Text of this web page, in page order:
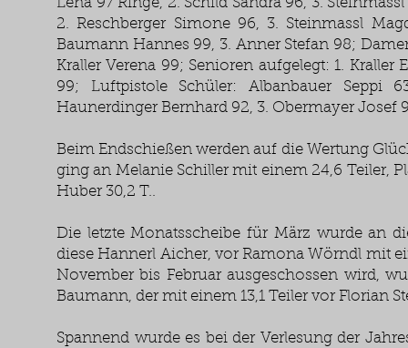
Lena 97 Ringe, 2. Schild Sandra 96, 3.
2. Reschberger Simone 96, 3. Steinmassl
Baumann Hannes 99, 3. Anner Stefan 98;
Kraller Verena 99; Senioren aufgelegt: 1.
99; Luftpistole Schüler: Albanbauer Seppi
Haunerdinger Bernhard 92, 3. Obermayer Josef
Beim Endschießen werden auf die Wertung
ging an Melanie Schiller mit einem 24,6 Teiler,
Huber 30,2 T..
Die letzte Monatsscheibe für März wurde an
diese Hannerl Aicher, vor Ramona Wörndl mit
November bis Februar ausgeschossen wird,
Baumann, der mit einem 13,1 Teiler vor Florian
Spannend wurde es bei der Verlesung der